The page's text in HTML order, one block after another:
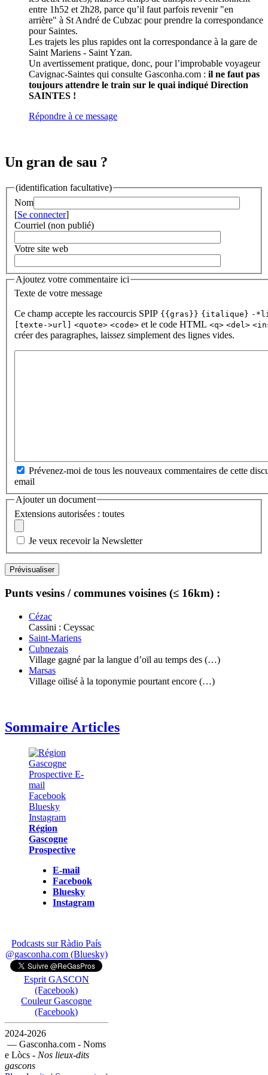
entre 1h52 et 2h28, parce qu’il faut parfois revenir "en
arrière" à St André de Cubzac pour prendre la correspondance
pour Saintes.
Les trajets les plus rapides ont la correspondance à la gare de
Saint Mariens - Saint Yzan.
Un avertissement pratique, donc, pour l’improbable voyageur
Cavignac-Saintes qui consulte Gasconha.com : il ne faut pas
toujours attendre le train sur le quai indiqué Direction
SAINTES !
Répondre à ce message
Un gran de sau ?
(identification facultative)
Nom
[Se connecter]
Courriel (non publié)
Votre site web
Ajoutez votre commentaire ici
Texte de votre message
Ce champ accepte les raccourcis SPIP {{gras}} {italique} -
[texte->url]
<quote> <code> et le code HTML <q> <del>
créer des paragraphes, laissez simplement des lignes vides.
Prévenez-moi de tous les nouveaux commentaires de cette
email
Ajouter un document
Extensions autorisées : toutes
Je veux recevoir la Newsletter
Punts vesins / communes voisines (≤ 16km) :
Cézac
Cassini : Ceyssac
Saint-Mariens
Cubnezais
Village gagné par la langue d’oïl au temps des (…)
Marsas
Village oïlisé à la toponymie pourtant encore (…)
Sommaire Articles
Région
Gascogne
Prospective
E-mail
Facebook
Bluesky
Instagram
Podcasts sur Ràdio País
@gasconha.com (Bluesky)
Esprit GASCON
(Facebook)
Couleur Gascogne
(Facebook)
2024-2026
— Gasconha.com - Noms
e Lòcs - Nos lieux-dits
gascons